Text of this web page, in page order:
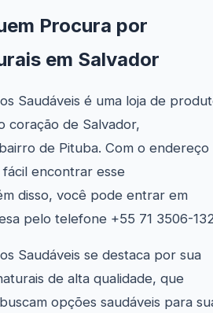
Procura por
em Salvador
Saudáveis é uma loja de
coração de Salvador,
de Pituba. Com o endereço
fácil encontrar esse
disso, você pode entrar em
pelo telefone +55 71 3506-
Saudáveis se destaca por sua
de alta qualidade, que
opções saudáveis para